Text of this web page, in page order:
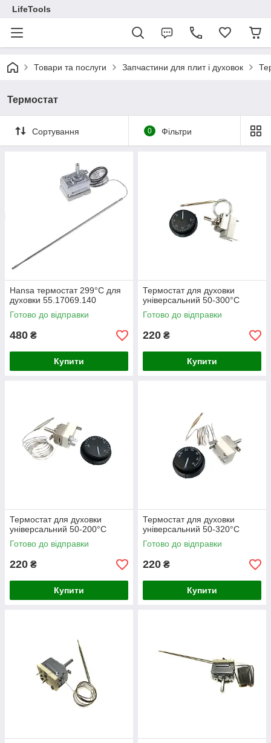
LifeTools
Товари та послуги Запчастини для плит і духовок
Термостат
Сортування 0 Фільтри
Hansa термостат 299°С для
духовки 55.17069.140
Готово до відправки
480 ₴
Купити
Термостат для духовки
універсальний 50-300°C
Готово до відправки
220 ₴
Купити
Термостат для духовки
універсальний 50-200°C
Готово до відправки
220 ₴
Купити
Термостат для духовки
універсальний 50-320°C
Готово до відправки
220 ₴
Купити